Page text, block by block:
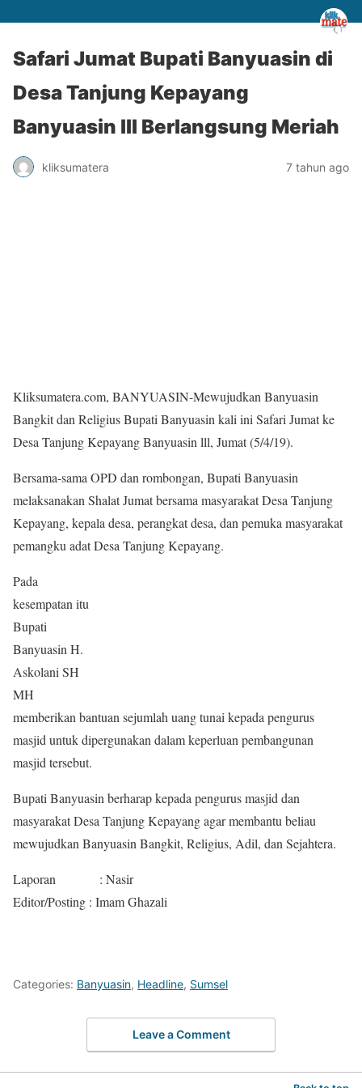
Safari Jumat Bupati Banyuasin di
Desa Tanjung Kepayang
Banyuasin lll Berlangsung Meriah
kliksumatera 7 tahun ago
Kliksumatera.com, BANYUASIN-Mewujudkan Banyuasin
Bangkit dan Religius Bupati Banyuasin kali ini Safari Jumat ke
Desa Tanjung Kepayang Banyuasin lll, Jumat (5/4/19).
Bersama-sama OPD dan rombongan, Bupati Banyuasin
melaksanakan Shalat Jumat bersama masyarakat Desa Tanjung
Kepayang, kepala desa, perangkat desa, dan pemuka masyarakat
pemangku adat Desa Tanjung Kepayang.
Pada
kesempatan itu
Bupati
Banyuasin H.
Askolani SH
MH
memberikan bantuan sejumlah uang tunai kepada pengurus
masjid untuk dipergunakan dalam keperluan pembangunan
masjid tersebut.
Bupati Banyuasin berharap kepada pengurus masjid dan
masyarakat Desa Tanjung Kepayang agar membantu beliau
mewujudkan Banyuasin Bangkit, Religius, Adil, dan Sejahtera.
Laporan : Nasir
Editor/Posting : Imam Ghazali
Categories: Banyuasin, Headline, Sumsel
Leave a Comment